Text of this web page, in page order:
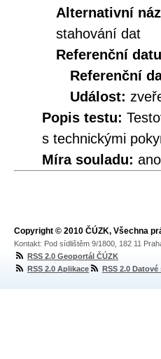
Alternativní
stahování dat
Referenční
Referenční
Událost:
Popis testu:
s technickými
Míra souladu: ano
Copyright © 2010 ČÚZK, Všechna
Kontakt: Pod sídlištěm 9/1800, 182 11
RSS 2.0 Geoportál ČÚZK
RSS 2.0 Aplikace
RSS 2.0 Datové